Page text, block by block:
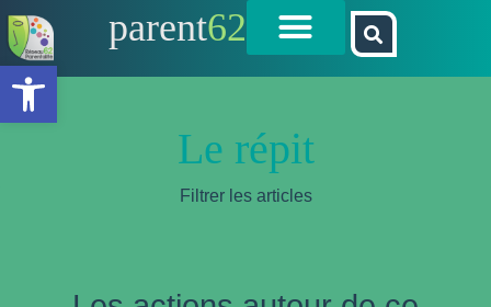
Ouvrir la barre d’outils
parent62
Le répit
Filtrer les articles